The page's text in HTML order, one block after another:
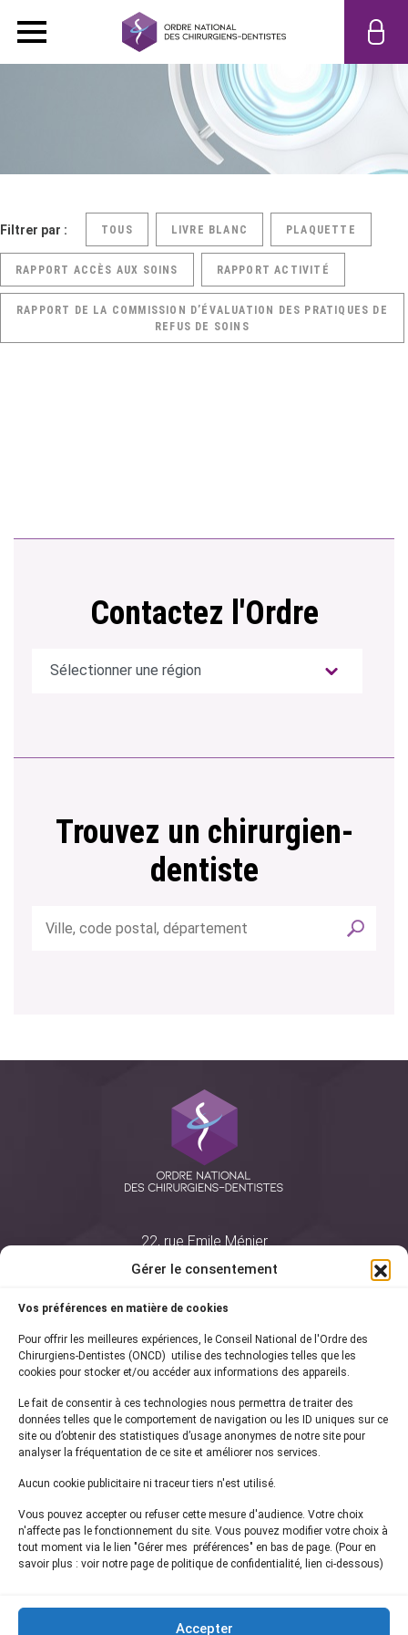
Gérer le consentement
Vos préférences en matière de cookies
Pour offrir les meilleures expériences, le Conseil National de l'Ordre des
Chirurgiens-Dentistes (ONCD) utilise des technologies telles que les
cookies pour stocker et/ou accéder aux informations des appareils.
Le fait de consentir à ces technologies nous permettra de traiter des
données telles que le comportement de navigation ou les ID uniques sur ce
site ou d’obtenir des statistiques d’usage anonymes de notre site pour
analyser la fréquentation de ce site et améliorer nos services.
Aucun cookie publicitaire ni traceur tiers n'est utilisé.
Vous pouvez accepter ou refuser cette mesure d'audience. Votre choix
n'affecte pas le fonctionnement du site. Vous pouvez modifier votre choix à
tout moment via le lien "Gérer mes préférences" en bas de page. (Pour en
savoir plus : voir notre page de politique de confidentialité, lien ci-dessous)
Accepter
Filtrer par : TOUS LIVRE BLANC PLAQUETTE
RAPPORT ACCÈS AUX SOINS RAPPORT ACTIVITÉ
RAPPORT DE LA COMMISSION D’ÉVALUATION DES PRATIQUES DE
REFUS DE SOINS
Contactez l'Ordre
Trouvez un chirurgien-
dentiste
22, rue Emile Ménier
75761 Paris Cedex 16
01 44 34 78 80
courrier@oncd.org
Actualités
Presse
Informations légales
Plan du site
Inscrivez-vous à notrenewsletter